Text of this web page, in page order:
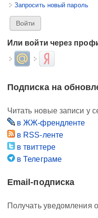
Запросить новый пароль
Или войти через
Login with Mail.ruLogin with Яндекс
Подписка на
Читать новые записи у
в ЖЖ-френдленте
в RSS-ленте
в твиттере
в Телеграме
Email-подписка
Получать уведомления